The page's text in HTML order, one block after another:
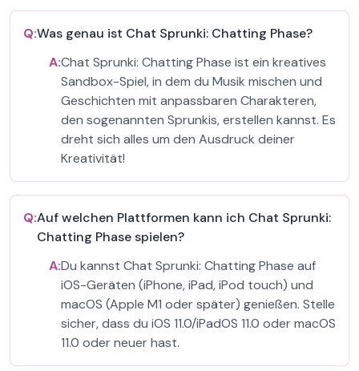
Q:Was genau ist Chat Sprunki: Chatting Phase?
A:Chat Sprunki: Chatting Phase ist ein kreatives
Sandbox-Spiel, in dem du Musik mischen und
Geschichten mit anpassbaren Charakteren,
den sogenannten Sprunkis, erstellen kannst. Es
dreht sich alles um den Ausdruck deiner
Kreativität!
Q:Auf welchen Plattformen kann ich Chat Sprunki:
Chatting Phase spielen?
A:Du kannst Chat Sprunki: Chatting Phase auf
iOS-Geräten (iPhone, iPad, iPod touch) und
macOS (Apple M1 oder später) genießen. Stelle
sicher, dass du iOS 11.0/iPadOS 11.0 oder macOS
11.0 oder neuer hast.